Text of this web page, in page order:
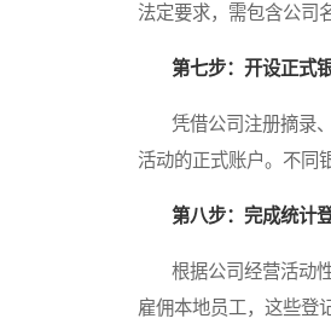
法定要求，需包含公司
第七步：开设正式
凭借公司注册摘录、
活动的正式账户。不同
第八步：完成统计
根据公司经营活动性
雇佣本地员工，这些登